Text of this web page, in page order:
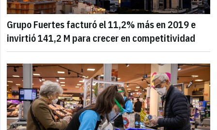
Grupo Fuertes facturó el 11,2% más en 2019 e
invirtió 141,2 M para crecer en competitividad